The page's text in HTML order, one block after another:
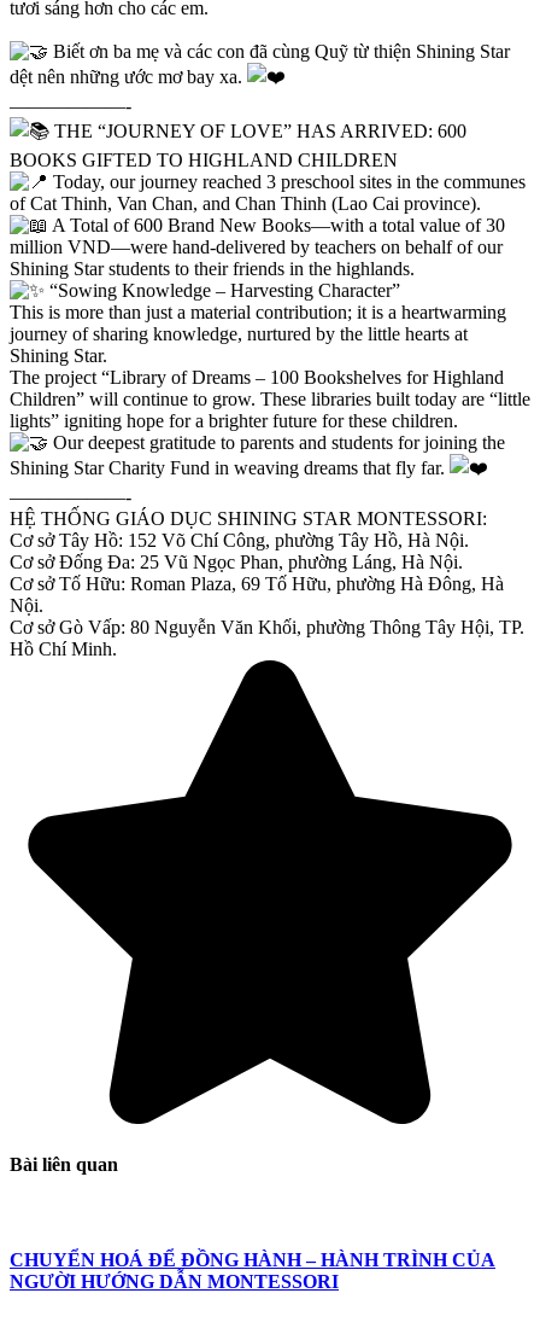
tươi sáng hơn cho các em.
Biết ơn ba mẹ và các con đã cùng Quỹ từ thiện Shining Star
dệt nên những ước mơ bay xa.
——————-
THE “JOURNEY OF LOVE” HAS ARRIVED: 600
BOOKS GIFTED TO HIGHLAND CHILDREN
Today, our journey reached 3 preschool sites in the communes
of Cat Thinh, Van Chan, and Chan Thinh (Lao Cai province).
A Total of 600 Brand New Books—with a total value of 30
million VND—were hand-delivered by teachers on behalf of our
Shining Star students to their friends in the highlands.
“Sowing Knowledge – Harvesting Character”
This is more than just a material contribution; it is a heartwarming
journey of sharing knowledge, nurtured by the little hearts at
Shining Star.
The project “Library of Dreams – 100 Bookshelves for Highland
Children” will continue to grow. These libraries built today are “little
lights” igniting hope for a brighter future for these children.
Our deepest gratitude to parents and students for joining the
Shining Star Charity Fund in weaving dreams that fly far.
——————-
HỆ THỐNG GIÁO DỤC SHINING STAR MONTESSORI:
Cơ sở Tây Hồ: 152 Võ Chí Công, phường Tây Hồ, Hà Nội.
Cơ sở Đống Đa: 25 Vũ Ngọc Phan, phường Láng, Hà Nội.
Cơ sở Tố Hữu: Roman Plaza, 69 Tố Hữu, phường Hà Đông, Hà
Nội.
Cơ sở Gò Vấp: 80 Nguyễn Văn Khối, phường Thông Tây Hội, TP.
Hồ Chí Minh.
Bài liên quan
CHUYỂN HOÁ ĐỂ ĐỒNG HÀNH – HÀNH TRÌNH CỦA
NGƯỜI HƯỚNG DẪN MONTESSORI